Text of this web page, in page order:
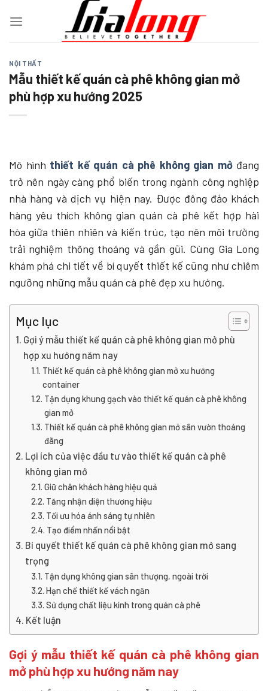
đến
NỘI THẤT
Mẫu thiết kế quán cà phê không gian mở
phù hợp xu hướng 2025
Mô hình thiết kế quán cà phê không gian mởđang
trở nên ngày càng phổ biến trong ngành công nghiệp
nhà hàng và dịch vụ hiện nay. Được đông đảo khách
hàng yêu thích không gian quán cà phê kết hợp hài
hòa giữa thiên nhiên và kiến trúc, tạo nên môi trường
trải nghiệm thông thoáng và gần gũi. Cùng Gia Long
khám phá chi tiết về bí quyết thiết kế cũng như chiêm
ngưỡng những mẫu quán cà phê đẹp xu hướng.
Mục lục
Gợi ý mẫu thiết kế quán cà phê không gian mở phù
hợp xu hướng năm nay
Thiết kế quán cà phê không gian mở xu hướng
container
Tận dụng khung gạch vào thiết kế quán cà phê không
gian mở
Thiết kế quán cà phê không gian mở sân vườn thoáng
đãng
Lợi ích của việc đầu tư vào thiết kế quán cà phê
không gian mở
Giữ chân khách hàng hiệu quả
Tăng nhận diện thương hiệu
Tối ưu hóa ánh sáng tự nhiên
Tạo điểm nhấn nổi bật
Bí quyết thiết kế quán cà phê không gian mở sang
trọng
Tận dụng không gian sân thượng, ngoài trời
Hạn chế thiết kế vách ngăn
Sử dụng chất liệu kính trong quán cà phê
Kết luận
Gợi ý mẫu thiết kế quán cà phê không gian
mở phù hợp xu hướng năm nay